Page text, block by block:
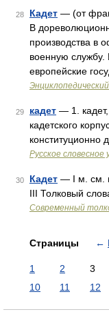
28 Кадет — (от
В
производства в
военную
европейские
29 кадет — 1.
кадетского
конституционно
Русское словесное
30 Кадет — I м. см.
III Толковый
Современный
Страницы ←
1 2 3
10
11 12